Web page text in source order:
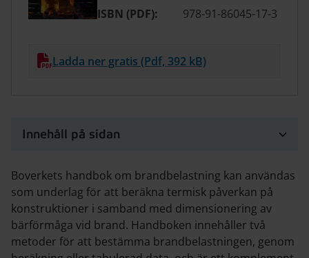
ISBN (PDF):
978-91-86045-17-3
Ladda ner gratis (Pdf, 392 kB)
Innehåll på sidan
Boverkets handbok om brandbelastning kan användas
som underlag för att beräkna termisk påverkan på
konstruktioner i samband med dimensionering av
bärförmåga vid brand. Handboken innehåller två
metoder för att bestämma brandbelastningen, genom